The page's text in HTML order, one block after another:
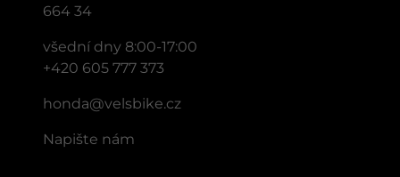
664 34
všední dny 8:00-17:00
+420 605 777 373
honda@velsbike.cz
Napište nám